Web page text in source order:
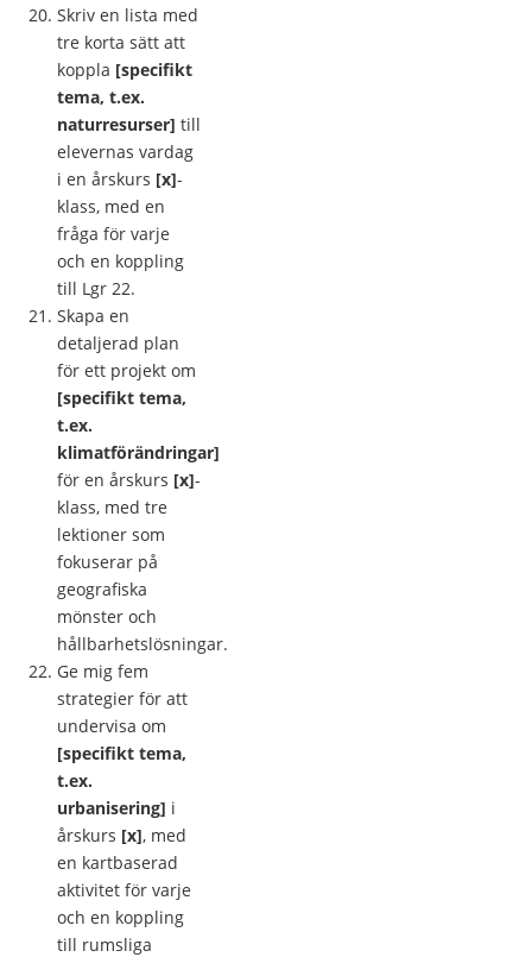
Skriv en lista med
tre korta sätt att
koppla [specifikt
tema, t.ex.
naturresurser] till
elevernas vardag
i en årskurs [x]-
klass, med en
fråga för varje
och en koppling
till Lgr 22.
Skapa en
detaljerad plan
för ett projekt om
[specifikt tema,
t.ex.
klimatförändringar]
för en årskurs [x]-
klass, med tre
lektioner som
fokuserar på
geografiska
mönster och
hållbarhetslösningar.
Ge mig fem
strategier för att
undervisa om
[specifikt tema,
t.ex.
urbanisering] i
årskurs [x], med
en kartbaserad
aktivitet för varje
och en koppling
till rumsliga